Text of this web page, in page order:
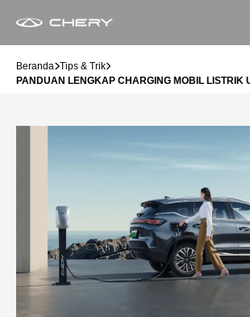
Beranda Tips & Trik
PANDUAN LENGKAP CHARGING MOBIL LISTRIK